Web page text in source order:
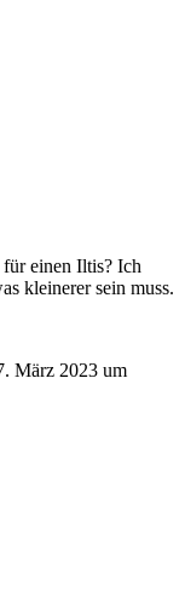
für einen Iltis? Ich
kleinerer sein muss.
März 2023 um